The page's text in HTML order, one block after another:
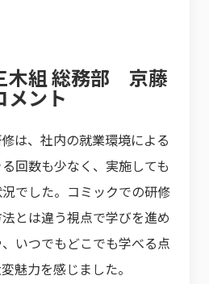
木組 総務部 京藤
メント
は、社内の就業環境による
回数も少なく、実施しても
でした。コミックでの研修
とは違う視点で学びを進め
いつでもどこでも学べる点
魅力を感じました。